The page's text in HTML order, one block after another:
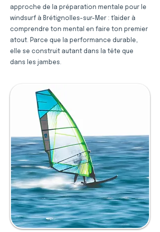
approche de la préparation mentale pour le
windsurf à Brétignolles-sur-Mer : t'aider à
comprendre ton mental en faire ton premier
atout. Parce que la performance durable,
elle se construit autant dans la tête que
dans les jambes.